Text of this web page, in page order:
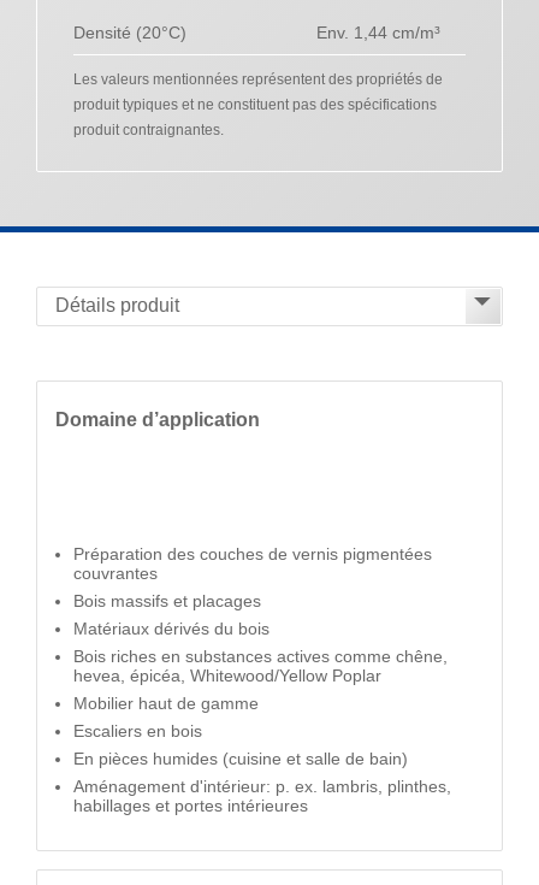
Densité (20°C) Env. 1,44 cm/m³
Les valeurs mentionnées représentent des propriétés de
produit typiques et ne constituent pas des spécifications
produit contraignantes.
Domaine d’application
Préparation des couches de vernis pigmentées
couvrantes
Bois massifs et placages
Matériaux dérivés du bois
Bois riches en substances actives comme chêne,
hevea, épicéa, Whitewood/Yellow Poplar
Mobilier haut de gamme
Escaliers en bois
En pièces humides (cuisine et salle de bain)
Aménagement d'intérieur: p. ex. lambris, plinthes,
habillages et portes intérieures